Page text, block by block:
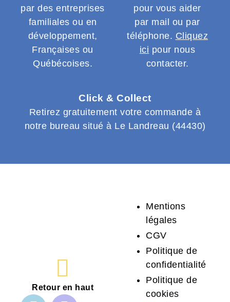
par des entreprises
familiales ou en
développement,
Françaises ou
Québécoises.
pour vous aider
par mail ou par
téléphone. Cliquez
ici pour nous
contacter.
Click & Collect
Retirez gratuitement votre commande à
notre bureau situé à Le Landreau (44430)
Mentions
légales
CGV
Politique de
confidentialité
Politique de
cookies
Retour en haut